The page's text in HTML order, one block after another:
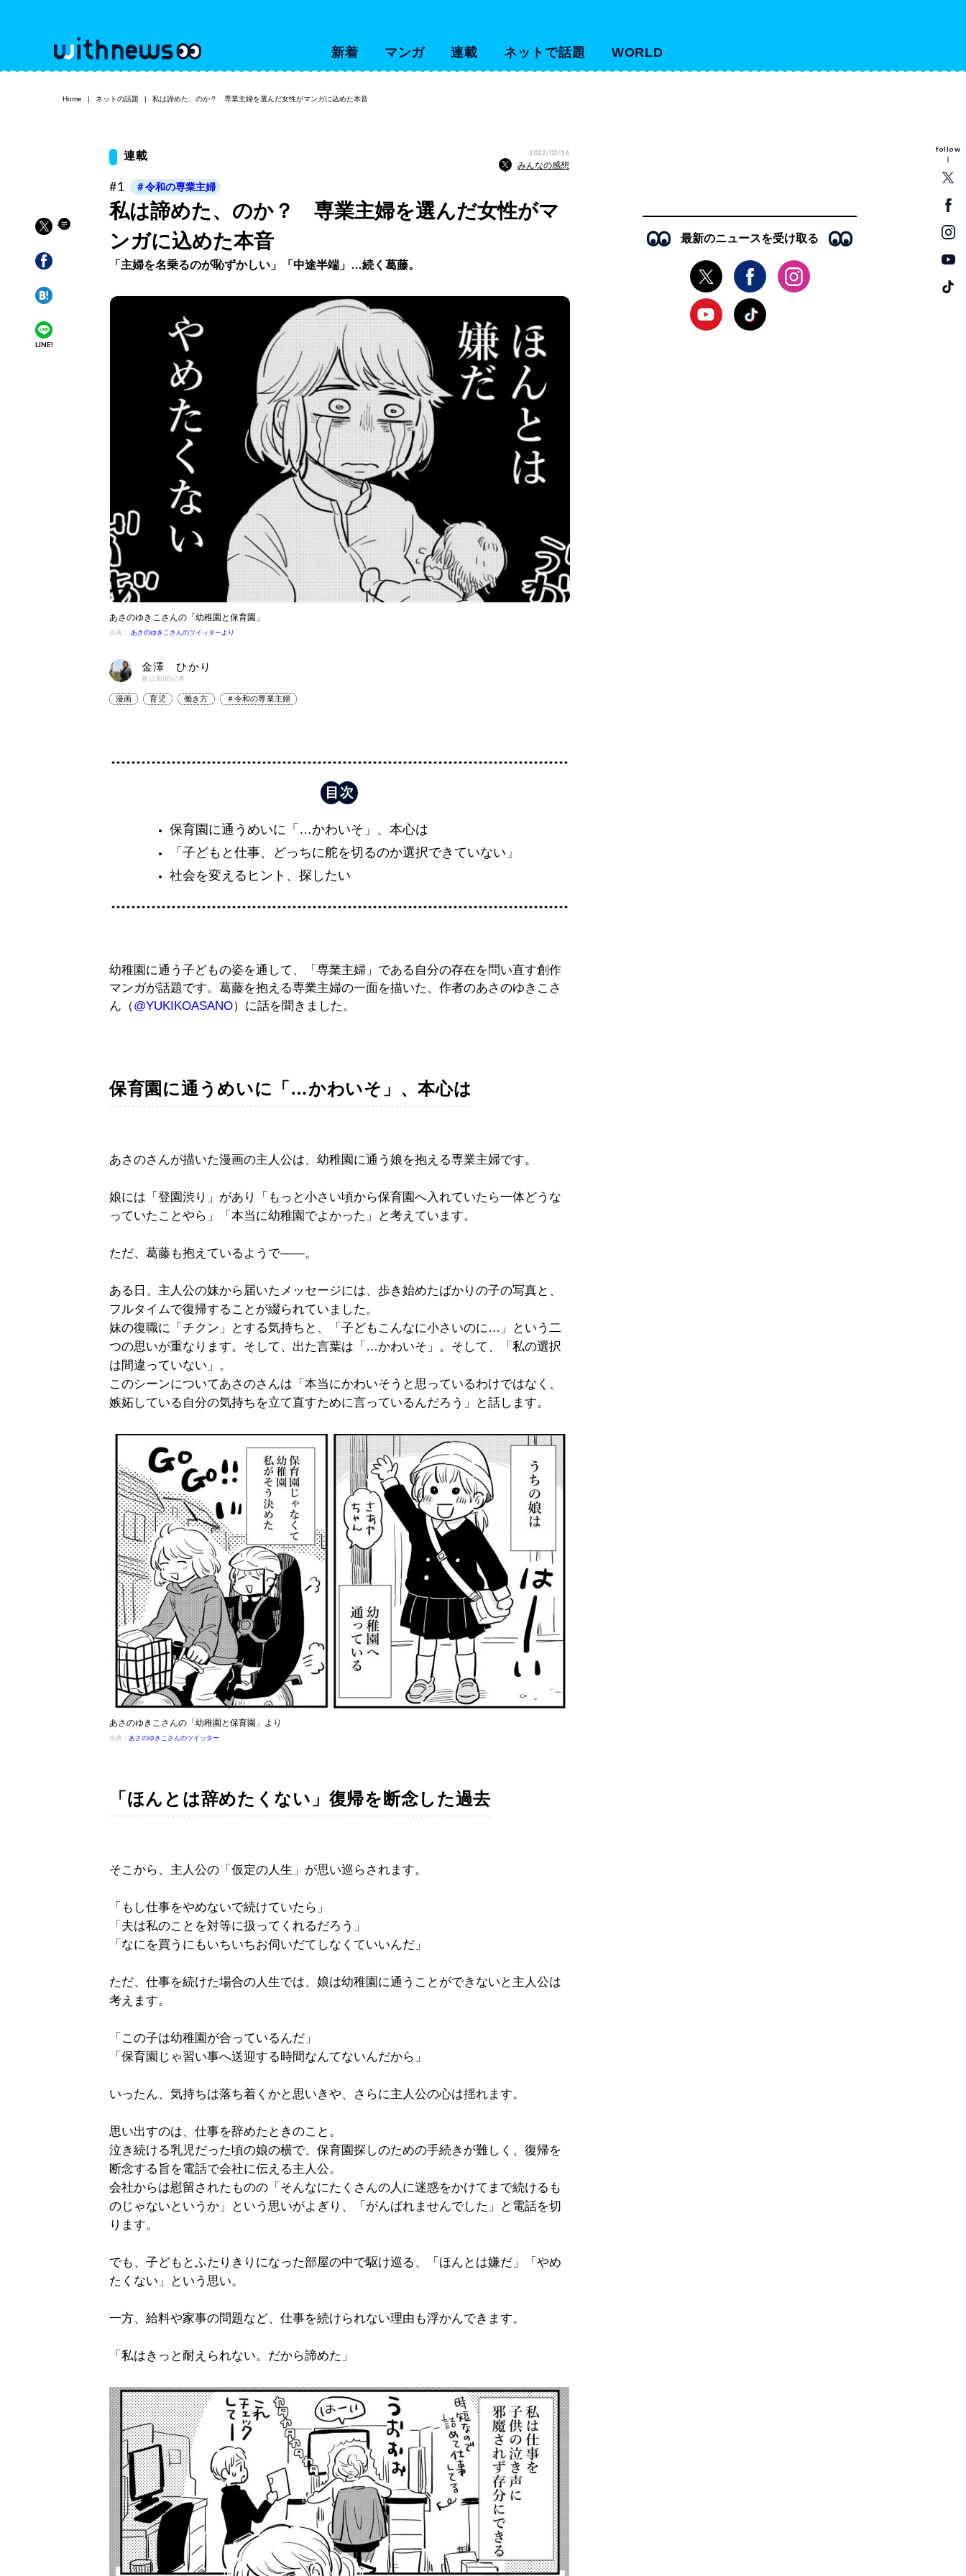
新着 マンガ 連載 ネットで話題 WORLD
follow
Home ネットの話題 私は諦めた、のか？ 専業主婦を選んだ女性がマンガに込めた本音
LINE!
連載 2022/02/16
みんなの感想
#1 ＃令和の専業主婦
私は諦めた、のか？ 専業主婦を選んだ女性がマ
ンガに込めた本音
「主婦を名乗るのが恥ずかしい」「中途半端」…続く葛藤。
あさのゆきこさんの「幼稚園と保育園」
出典： あさのゆきこさんのツイッターより
金澤 ひかり
朝日新聞記者
漫画 育児 働き方 ＃令和の専業主婦
保育園に通うめいに「…かわいそ」、本心は
「子どもと仕事、どっちに舵を切るのか選択できていない」
社会を変えるヒント、探したい
幼稚園に通う子どもの姿を通して、「専業主婦」である自分の存在を問い直す創作
マンガが話題です。葛藤を抱える専業主婦の一面を描いた、作者のあさのゆきこさ
ん（@YUKIKOASANO）に話を聞きました。
保育園に通うめいに「…かわいそ」、本心は
あさのさんが描いた漫画の主人公は、幼稚園に通う娘を抱える専業主婦です。
娘には「登園渋り」があり「もっと小さい頃から保育園へ入れていたら一体どうな
っていたことやら」「本当に幼稚園でよかった」と考えています。
ただ、葛藤も抱えているようで――。
ある日、主人公の妹から届いたメッセージには、歩き始めたばかりの子の写真と、
フルタイムで復帰することが綴られていました。
妹の復職に「チクン」とする気持ちと、「子どもこんなに小さいのに…」という二
つの思いが重なります。そして、出た言葉は「…かわいそ」。そして、「私の選択
は間違っていない」。
このシーンについてあさのさんは「本当にかわいそうと思っているわけではなく、
嫉妬している自分の気持ちを立て直すために言っているんだろう」と話します。
あさのゆきこさんの「幼稚園と保育園」より
出典： あさのゆきこさんのツイッター
「ほんとは辞めたくない」復帰を断念した過去
そこから、主人公の「仮定の人生」が思い巡らされます。
「もし仕事をやめないで続けていたら」
「夫は私のことを対等に扱ってくれるだろう」
「なにを買うにもいちいちお伺いだてしなくていいんだ」
ただ、仕事を続けた場合の人生では、娘は幼稚園に通うことができないと主人公は
考えます。
「この子は幼稚園が合っているんだ」
「保育園じゃ習い事へ送迎する時間なんてないんだから」
いったん、気持ちは落ち着くかと思いきや、さらに主人公の心は揺れます。
思い出すのは、仕事を辞めたときのこと。
泣き続ける乳児だった頃の娘の横で、保育園探しのための手続きが難しく、復帰を
断念する旨を電話で会社に伝える主人公。
会社からは慰留されたものの「そんなにたくさんの人に迷惑をかけてまで続けるも
のじゃないというか」という思いがよぎり、「がんばれませんでした」と電話を切
ります。
でも、子どもとふたりきりになった部屋の中で駆け巡る、「ほんとは嫌だ」「やめ
たくない」という思い。
一方、給料や家事の問題など、仕事を続けられない理由も浮かんできます。
「私はきっと耐えられない。だから諦めた」
最新のニュースを受け取る